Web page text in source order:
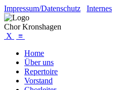
Impressum/Datenschutz Internes
Chor Kronshagen
X
≡
Home
Über uns
Repertoire
Vorstand